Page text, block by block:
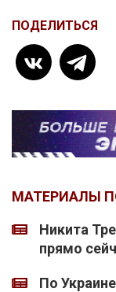
ПОДЕЛИТЬСЯ
МАТЕРИАЛЫ
Никита
прямо
По